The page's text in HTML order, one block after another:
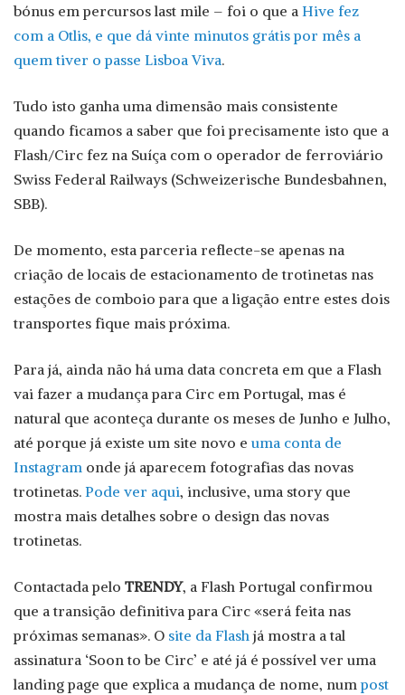
bónus em percursos last mile – foi o que a Hive fez
com a Otlis, e que dá vinte minutos grátis por mês a
quem tiver o passe Lisboa Viva.
Tudo isto ganha uma dimensão mais consistente
quando ficamos a saber que foi precisamente isto que a
Flash/Circ fez na Suíça com o operador de ferroviário
Swiss Federal Railways (Schweizerische Bundesbahnen,
SBB).
De momento, esta parceria reflecte-se apenas na
criação de locais de estacionamento de trotinetas nas
estações de comboio para que a ligação entre estes dois
transportes fique mais próxima.
Para já, ainda não há uma data concreta em que a Flash
vai fazer a mudança para Circ em Portugal, mas é
natural que aconteça durante os meses de Junho e Julho,
até porque já existe um site novo e uma conta de
Instagram onde já aparecem fotografias das novas
trotinetas. Pode ver aqui, inclusive, uma story que
mostra mais detalhes sobre o design das novas
trotinetas.
Contactada pelo TRENDY, a Flash Portugal confirmou
que a transição definitiva para Circ «será feita nas
próximas semanas». O site da Flash já mostra a tal
assinatura ‘Soon to be Circ’ e até já é possível ver uma
landing page que explica a mudança de nome, numpost